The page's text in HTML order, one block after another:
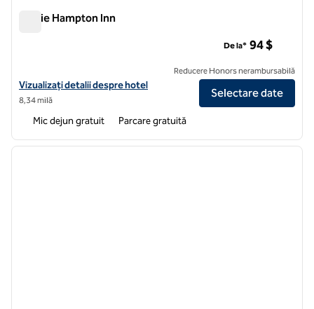
Bowie Hampton Inn
Vizualizați detaliile hotelului Hampton Inn Bowie
Vizualizați detalii despre hotel
8,34 milă
De la* 94 $
Reducere Honors nerambursabilă
Selectare date
Mic dejun gratuit Parcare gratuită
1 din 12